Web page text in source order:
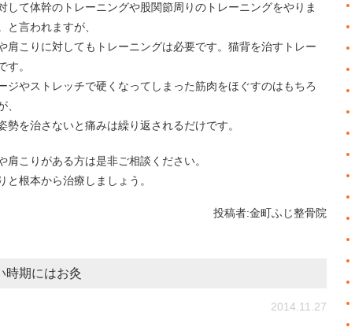
して体幹のトレーニングや股関節周りのトレーニングをやりま
と言われますが、
肩こりに対してもトレーニングは必要です。猫背を治すトレー
す。
ジやストレッチで硬くなってしまった筋肉をほぐすのはもちろ
、
勢を治さないと痛みは繰り返されるだけです。
肩こりがある方は是非ご相談ください。
と根本から治療しましょう。
投稿者:金町ふじ整骨院
時期にはお灸
2014.11.27